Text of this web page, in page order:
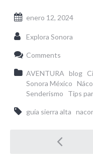
enero 12, 2024
Explora Sonora
Comments
AVENTURA blog
Sonora México
Senderismo
Tips
guía sierra alta
Post